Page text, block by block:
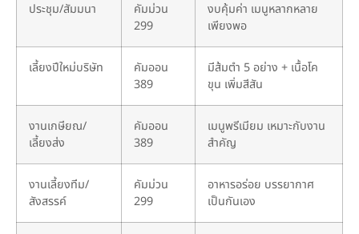
ประชุม/สัมมนา
คัมม่วน
299
งบคุ้มค่า เมนูหลากหลาย
เพียงพอ
เลี้ยงปีใหม่บริษัท
คัมออน
389
มีส้มตำ 5 อย่าง + เนื้อโค
ขุน เพิ่มสีสัน
งานเกษียณ/
เลี้ยงส่ง
คัมออน
389
เมนูพรีเมียม เหมาะกับงาน
สำคัญ
งานเลี้ยงทีม/
สังสรรค์
คัมม่วน
299
อาหารอร่อย บรรยากาศ
เป็นกันเอง